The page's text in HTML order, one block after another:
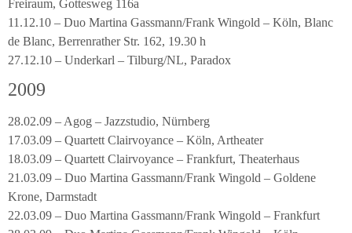
Freiraum, Gottesweg 116a
11.12.10 – Duo Martina Gassmann/Frank Wingold – Köln, Blanc
de Blanc, Berrenrather Str. 162, 19.30 h
27.12.10 – Underkarl – Tilburg/NL, Paradox
2009
28.02.09 – Agog – Jazzstudio, Nürnberg
17.03.09 – Quartett Clairvoyance – Köln, Artheater
18.03.09 – Quartett Clairvoyance – Frankfurt, Theaterhaus
21.03.09 – Duo Martina Gassmann/Frank Wingold – Goldene
Krone, Darmstadt
22.03.09 – Duo Martina Gassmann/Frank Wingold – Frankfurt